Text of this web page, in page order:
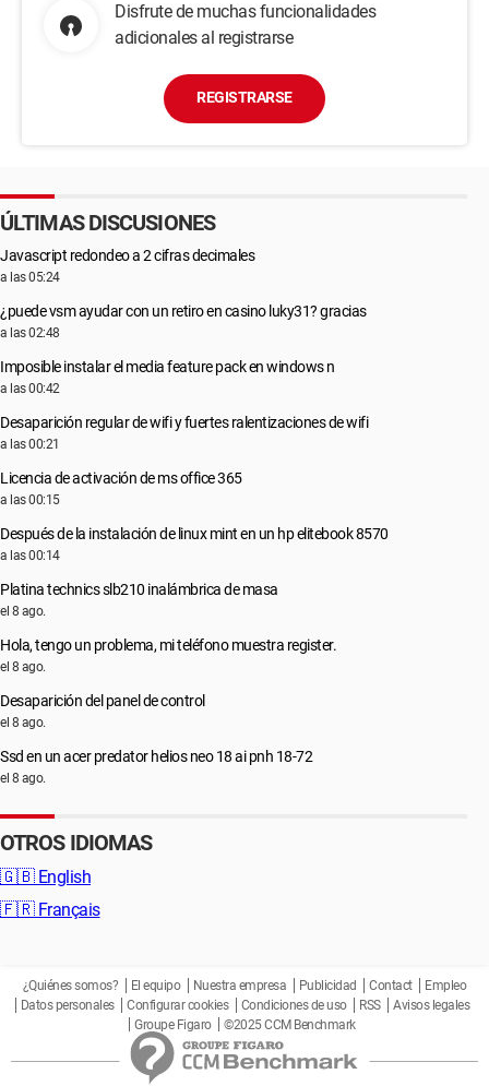
Disfrute de muchas funcionalidades
adicionales al registrarse
REGISTRARSE
ÚLTIMAS DISCUSIONES
Javascript redondeo a 2 cifras decimales
a las 05:24
¿puede vsm ayudar con un retiro en casino luky31? gracias
a las 02:48
Imposible instalar el media feature pack en windows n
a las 00:42
Desaparición regular de wifi y fuertes ralentizaciones de wifi
a las 00:21
Licencia de activación de ms office 365
a las 00:15
Después de la instalación de linux mint en un hp elitebook 8570
a las 00:14
Platina technics slb210 inalámbrica de masa
el 8 ago.
Hola, tengo un problema, mi teléfono muestra register.
el 8 ago.
Desaparición del panel de control
el 8 ago.
Ssd en un acer predator helios neo 18 ai pnh 18-72
el 8 ago.
OTROS IDIOMAS
🇬🇧 English
🇫🇷 Français
¿Quiénes somos? El equipo Nuestra empresa Publicidad Contact
Empleo
Datos personales
Configurar cookies Condiciones de uso RSS
Avisos legales
Groupe Figaro
©2025 CCM Benchmark